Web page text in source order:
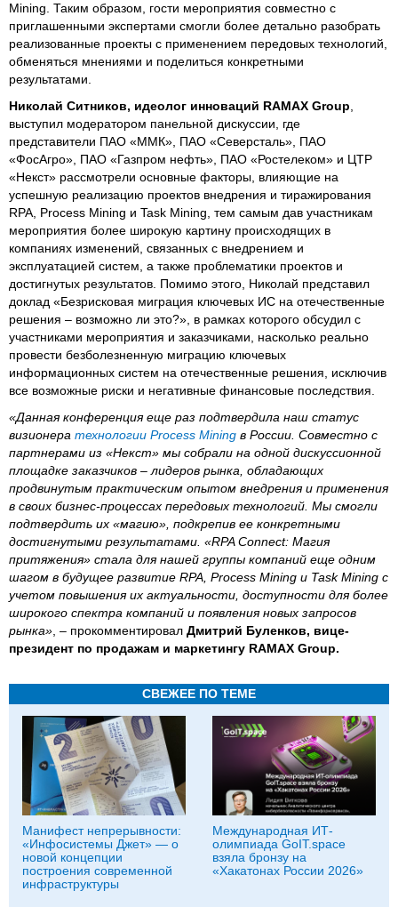
Mining. Таким образом, гости мероприятия совместно с
приглашенными экспертами смогли более детально разобрать
реализованные проекты с применением передовых технологий,
обменяться мнениями и поделиться конкретными
результатами.
Николай Ситников, идеолог инноваций RAMAX Group
выступил модератором панельной дискуссии, где
представители ПАО «ММК», ПАО «Северсталь», ПАО
«ФосАгро», ПАО «Газпром нефть», ПАО «Ростелеком» и ЦТР
«Некст» рассмотрели основные факторы, влияющие на
успешную реализацию проектов внедрения и тиражирования
RPA, Process Mining и Task Mining, тем самым дав участникам
мероприятия более широкую картину происходящих в
компаниях изменений, связанных с внедрением и
эксплуатацией систем, а также проблематики проектов и
достигнутых результатов. Помимо этого, Николай представил
доклад «Безрисковая миграция ключевых ИС на отечественные
решения – возможно ли это?», в рамках которого обсудил с
участниками мероприятия и заказчиками, насколько реально
провести безболезненную миграцию ключевых
информационных систем на отечественные решения, исключив
все возможные риски и негативные финансовые последствия.
«Данная конференция еще раз подтвердила наш статус
визионера технологии Process Mining в России. Совместно с
партнерами из «Некст» мы собрали на одной дискуссионной
площадке заказчиков – лидеров рынка, обладающих
продвинутым практическим опытом внедрения и применения
в своих бизнес-процессах передовых технологий. Мы смогли
подтвердить их «магию», подкрепив ее конкретными
достигнутыми результатами. «RPA Connect: Магия
притяжения» стала для нашей группы компаний еще одним
шагом в будущее развитие RPA, Process Mining и Task Mining с
учетом повышения их актуальности, доступности для более
широкого спектра компаний и появления новых запросов
рынка» , – прокомментировал Дмитрий Буленков, вице-
президент по продажам и маркетингу RAMAX Group.
СВЕЖЕЕ ПО ТЕМЕ
Манифест непрерывности:
«Инфосистемы Джет» — о
новой концепции
построения современной
инфраструктуры
Международная ИТ-
олимпиада GoIT.space
взяла бронзу на
«Хакатонах России 2026»